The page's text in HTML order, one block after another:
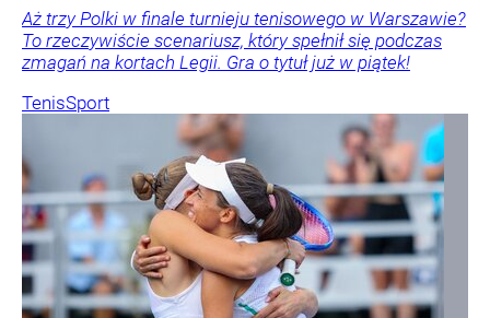
Aż trzy Polki w finale turnieju tenisowego w Warszawie?
To rzeczywiście scenariusz, który spełnił się podczas
zmagań na kortach Legii. Gra o tytuł już w piątek!
TenisSport